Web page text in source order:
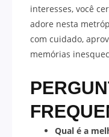
interesses, você
adore nesta
com cuidado,
memórias
Qual é a